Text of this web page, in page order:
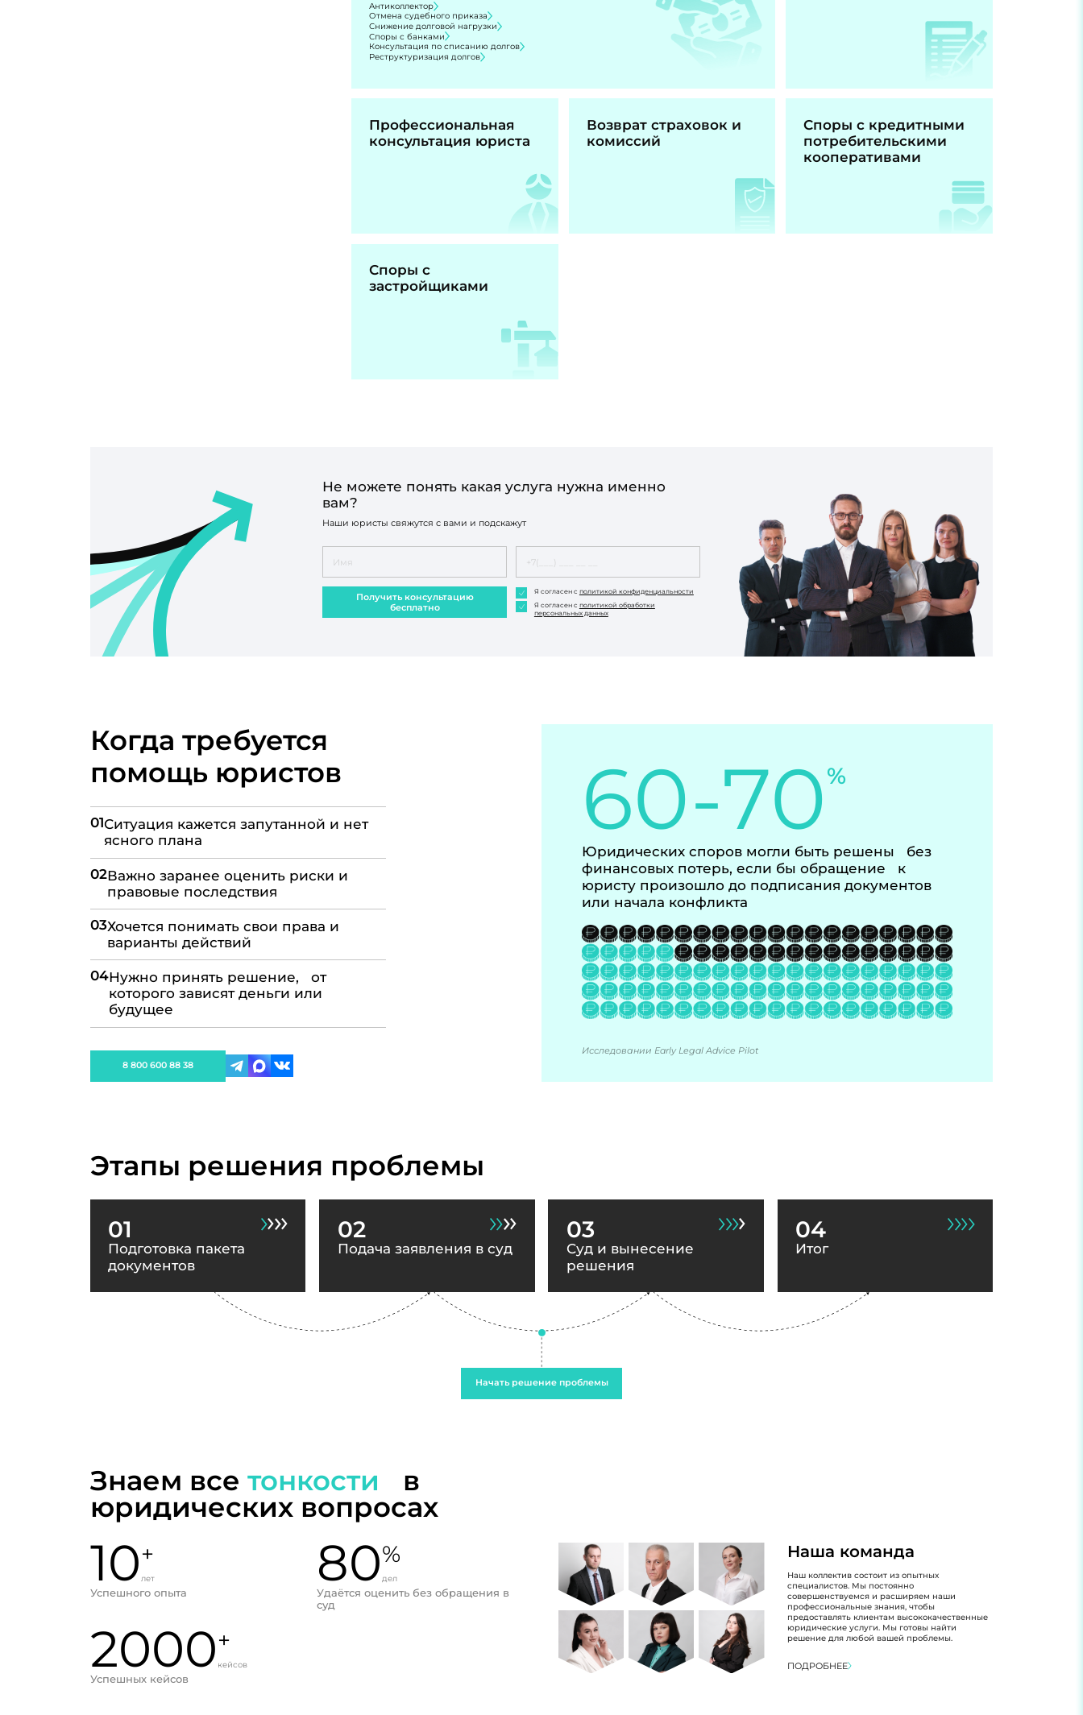
Антиколлектор
Отмена судебного приказа
Снижение долговой нагрузки
Споры с банками
Консультация по списанию долгов
Реструктуризация долгов
Профессиональная
консультация юриста
Возврат страховок и
комиссий
Споры с кредитными
потребительскими
кооперативами
Споры с
застройщиками
Не можете понять какая услуга нужна именно
вам?
Наши юристы свяжутся с вами и подскажут
Получить консультацию
бесплатно
Я согласен с политикой конфиденциальности
Я согласен с политикой обработки
персональных данных
Когда требуется
помощь юристов
01Ситуация кажется запутанной и нет
ясного плана
02Важно заранее оценить риски и
правовые последствия
03Хочется понимать свои права и
варианты действий
04Нужно принять решение, от
которого зависят деньги или
будущее
8 800 600 88 38
60-70%
Юридических споров могли быть решены без
финансовых потерь, если бы обращение к
юристу произошло до подписания документов
или начала конфликта
Исследовании Early Legal Advice Pilot
Этапы решения проблемы
01
Подготовка пакета
документов
02
Подача заявления в суд
03
Суд и вынесение
решения
04
Итог
Начать решение проблемы
Знаем все тонкости в
юридических вопросах
10+
лет
Успешного опыта
80%
дел
Удаётся оценить без обращения в
суд
2000+
кейсов
Успешных кейсов
Наша команда
Наш коллектив состоит из опытных
специалистов. Мы постоянно
совершенствуемся и расширяем наши
профессиональные знания, чтобы
предоставлять клиентам высококачественные
юридические услуги. Мы готовы найти
решение для любой вашей проблемы.
ПОДРОБНЕЕ